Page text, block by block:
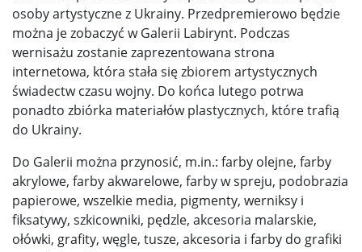
osoby artystyczne z Ukrainy. Przedpremierowo będzie
można je zobaczyć w Galerii Labirynt. Podczas
wernisażu zostanie zaprezentowana strona
internetowa, która stała się zbiorem artystycznych
świadectw czasu wojny. Do końca lutego potrwa
ponadto zbiórka materiałów plastycznych, które trafią
do Ukrainy.
Do Galerii można przynosić, m.in.: farby olejne, farby
akrylowe, farby akwarelowe, farby w spreju, podobrazia
papierowe, wszelkie media, pigmenty, werniksy i
fiksatywy, szkicowniki, pędzle, akcesoria malarskie,
ołówki, grafity, węgle, tusze, akcesoria i farby do grafiki